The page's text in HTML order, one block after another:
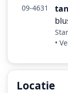
09-4631
•
Locatie
Locatie van